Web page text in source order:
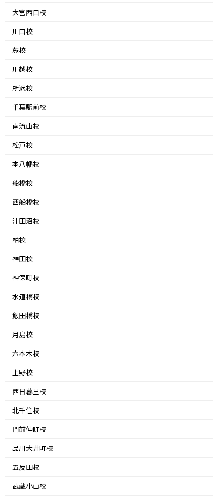
大宮西口校
川口校
蕨校
川越校
所沢校
千葉駅前校
南流山校
松戸校
本八幡校
船橋校
西船橋校
津田沼校
柏校
神田校
神保町校
水道橋校
飯田橋校
月島校
六本木校
上野校
西日暮里校
北千住校
門前仲町校
品川大井町校
五反田校
武蔵小山校